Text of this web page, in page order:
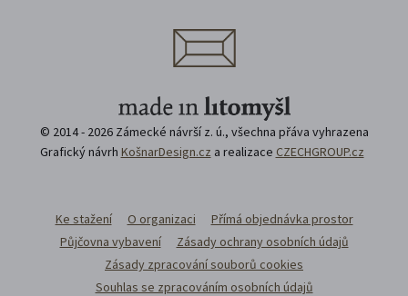
© 2014 - 2026 Zámecké návrší z. ú., všechna přáva vyhrazena
Grafický návrh KošnarDesign.cz a realizace CZECHGROUP.cz
Ke stažení O organizaci
Přímá objednávka prostor
Půjčovna vybavení
Zásady ochrany osobních údajů
Zásady zpracování souborů cookies
Souhlas se zpracováním osobních údajů